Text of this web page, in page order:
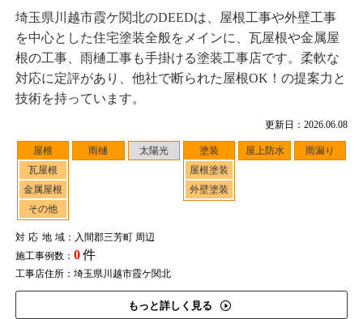
更新日：2026.06.08
屋根
瓦屋根
金属屋根
その他
雨樋 太陽光
塗装
屋根塗装
外壁塗装
屋上防水 雨漏り
対応地域：入間郡三芳町 周辺
施工事例数： 0件
工事店住所：埼玉県川越市霞ケ関北
もっと詳しく見る
埼玉県川越市霞ケ関北のDEEDは、屋根工事や外壁工事
を中心とした住宅塗装全般をメインに、瓦屋根や金属屋
根の工事、雨樋工事も手掛ける塗装工事店です。柔軟な
対応に定評があり、他社で断られた屋根OK！の提案力と
技術を持っています。